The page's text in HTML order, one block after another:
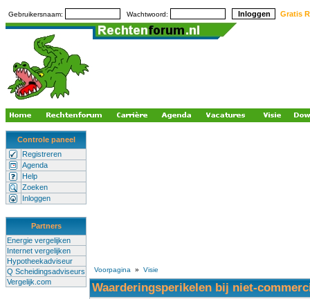
Gebruikersnaam: Wachtwoord: Gratis
Controle paneel
Registreren
Agenda
Help
Zoeken
Inloggen
Partners
Energie vergelijken
Internet vergelijken
Hypotheekadviseur
Q Scheidingsadviseurs
Vergelijk.com
Voorpagina » Visie
Waarderingsperikelen bij niet-